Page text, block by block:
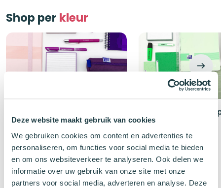
Deze website maakt gebruik van cookies
We gebruiken cookies om content en advertenties te
personaliseren, om functies voor social media te bieden
en om ons websiteverkeer te analyseren. Ook delen we
informatie over uw gebruik van onze site met onze
partners voor social media, adverteren en analyse. Deze
Shop per kleur
Groene
SchoolspullenTrends